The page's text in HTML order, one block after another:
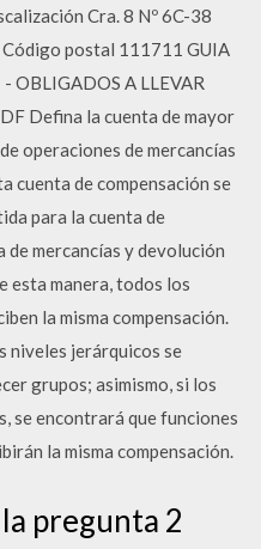
Cra. 8 Nº 6C-38
postal 111711 GUIA
OBLIGADOS A LLEVAR
Defina la cuenta de mayor
operaciones de mercancías
cuenta de compensación se
para la cuenta de
mercancías y devolución
esta manera, todos los
la misma compensación.
niveles jerárquicos se
grupos; asimismo, si los
se encontrará que funciones
la misma compensación.
pregunta 2